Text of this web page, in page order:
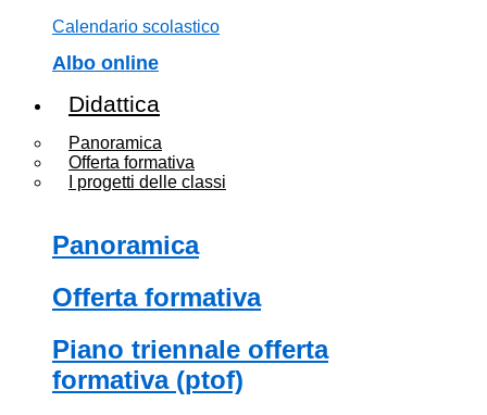
calendario scolastico
albo online
Didattica
Panoramica
Offerta formativa
I progetti delle classi
panoramica
offerta formativa
piano triennale offerta
formativa (ptof)